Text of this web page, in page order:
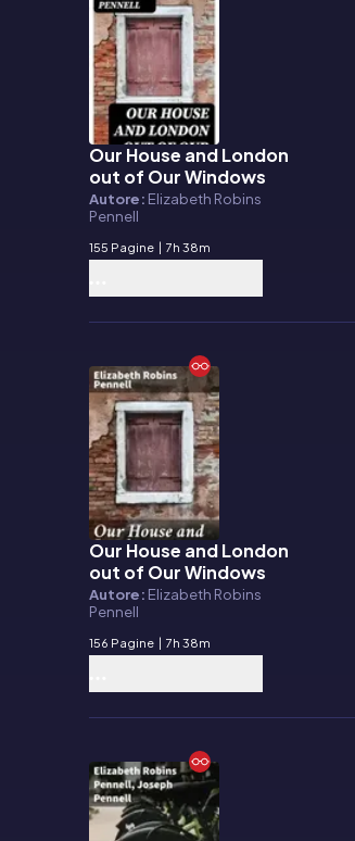
E-book
Our House and London
out of Our Windows
Autore: Elizabeth Robins
Pennell
155 Pagine | 7h 38m
E-book
Our House and London
out of Our Windows
Autore: Elizabeth Robins
Pennell
156 Pagine | 7h 38m